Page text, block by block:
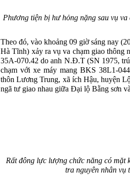
Phương tiện bị hư hỏng nặng sau vụ
Theo đó, vào khoảng 09 giờ sáng nay
Hà Tĩnh) xảy ra vụ va chạm giao thông
35A-070.42 do anh N.Đ.T (SN 1975,
chạm với xe máy mang BKS 38L1-
thôn Lương Trung, xã ích Hậu, huyện
ngã tư giao nhau giữa Đại lộ Bằng sơn
Rất đông lực lượng chức năng có mặt
tra nguyên nhân vụ